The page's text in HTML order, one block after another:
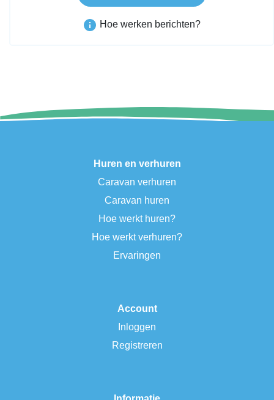
Hoe werken berichten?
Huren en verhuren
Caravan verhuren
Caravan huren
Hoe werkt huren?
Hoe werkt verhuren?
Ervaringen
Account
Inloggen
Registreren